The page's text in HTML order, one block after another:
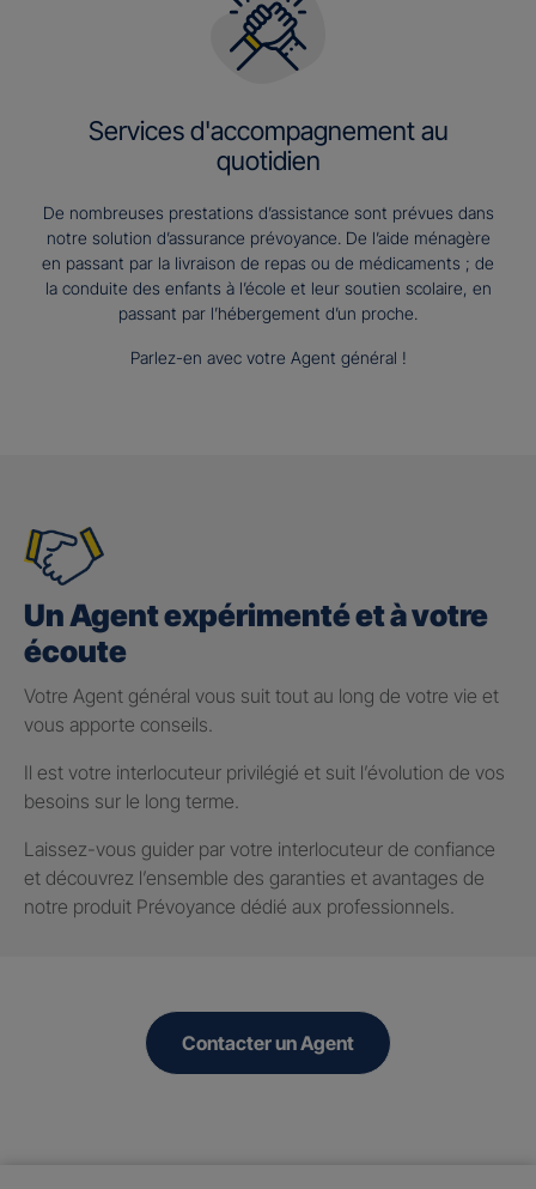
Services d'accompagnement au
quotidien
De nombreuses prestations d’assistance sont prévues dans
notre solution d’assurance prévoyance. De l’aide ménagère
en passant par la livraison de repas ou de médicaments ; de
la conduite des enfants à l’école et leur soutien scolaire, en
passant par l’hébergement d’un proche.
Parlez-en avec votre Agent général !
Un Agent expérimenté et à votre
écoute
Votre Agent général vous suit tout au long de votre vie et
vous apporte conseils.
Il est votre interlocuteur privilégié et suit l’évolution de vos
besoins sur le long terme.
Laissez-vous guider par votre interlocuteur de confiance
et découvrez l’ensemble des garanties et avantages de
notre produit Prévoyance dédié aux professionnels.
Contacter un Agent